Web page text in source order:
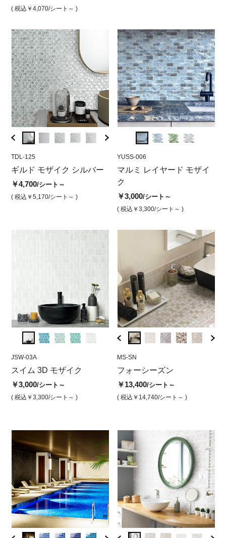
( 税込￥4,070/シート～ )
( 税込￥4,180/シート )
TDL-125
ギルド モザイク シルバー
￥4,700/シート～
( 税込￥5,170/シート～ )
TDL-125
ギルドモザイク シルバー
スクエア
￥4,700/シート
( 税込￥5,170/シート )
ギル
YUSS-005
マルミレイヤードモザイク
ホワイト
￥3,000/シート
YUSS-006
マルミ レイヤード モザイ
ク
￥3,000/シート～
( 税込￥3,300/シート～ )
JSW-03A
スイム 3D モザイク
￥3,000/シート～
( 税込￥3,300/シート～ )
JSW-03A
スイムスリーディーモザイ
ク スカイブルー
￥3,000/シート
MS-WI
フォーシーズン ウインタ
ー
￥13,400/シート
MS-SN
フォーシーズン
￥13,400/シート～
( 税込￥14,740/シート～ )